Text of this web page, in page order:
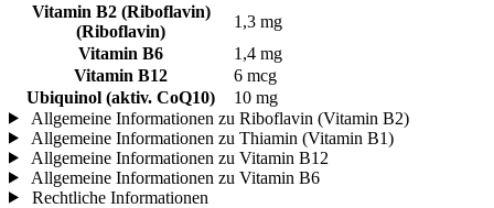
Vitamin B2 (Riboflavin)
(Riboflavin)
1,3 mg
Vitamin B6
1,4 mg
Vitamin B12
6 mcg
Ubiquinol (aktiv. CoQ10)
10 mg
Allgemeine Informationen zu Riboflavin (Vitamin B2)
Allgemeine Informationen zu Thiamin (Vitamin B1)
Allgemeine Informationen zu Vitamin B12
Allgemeine Informationen zu Vitamin B6
Rechtliche Informationen